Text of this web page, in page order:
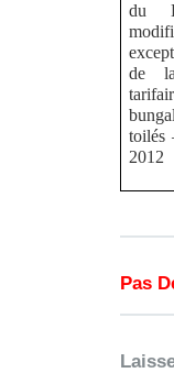
du
de
toilés
2012
Pas